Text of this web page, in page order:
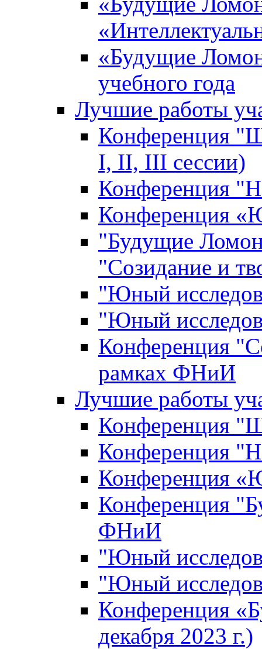
«Будущие
учебного года
Лучшие работы
Конференция
I, II, III сессии)
Конференция
Конференция
"Будущие
"Созидание и
"Юный
"Юный
Конференция
рамках ФНиИ
Лучшие работы
Конференция
Конференция
Конференция
Конференция
ФНиИ
"Юный
"Юный
Конференция
декабря 2023 г.)